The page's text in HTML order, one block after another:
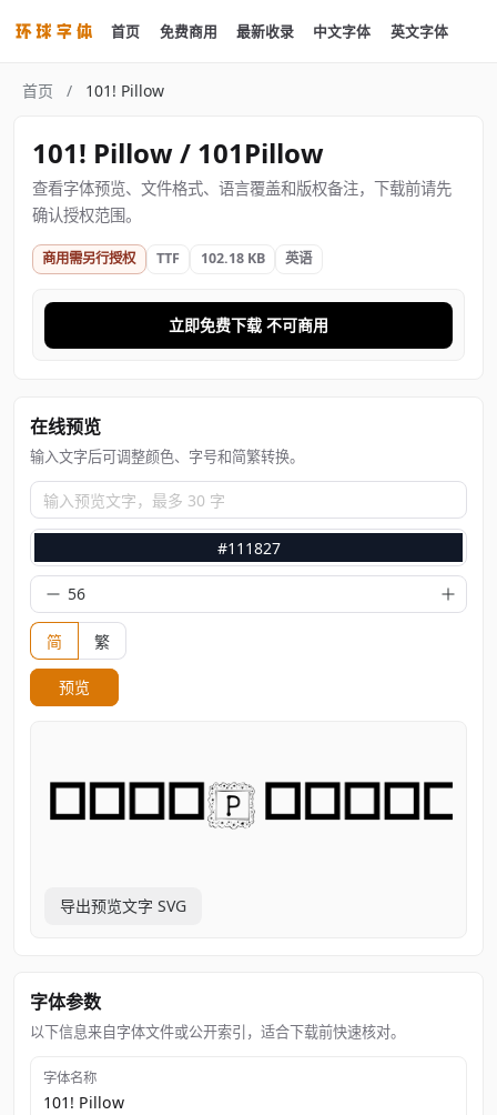
首页 免费商用 最新收录 中文字体 英文字体
首页 / 101! Pillow
101! Pillow / 101Pillow
查看字体预览、文件格式、语言覆盖和版权备注，下载前请先
确认授权范围。
商用需另行授权 TTF 102.18 KB 英语
立即免费下载 不可商用
在线预览
输入文字后可调整颜色、字号和简繁转换。
输入预览文字，最多 30 字
#111827
简 繁
预览
导出预览文字 SVG
字体参数
以下信息来自字体文件或公开索引，适合下载前快速核对。
字体名称
101! Pillow